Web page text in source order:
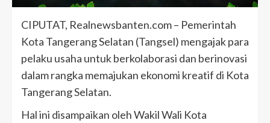
CIPUTAT, Realnewsbanten.com – Pemerintah
Kota Tangerang Selatan (Tangsel) mengajak para
pelaku usaha untuk berkolaborasi dan berinovasi
dalam rangka memajukan ekonomi kreatif di Kota
Tangerang Selatan.
Hal ini disampaikan oleh Wakil Wali Kota